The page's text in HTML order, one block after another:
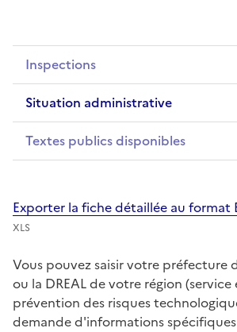
Inspections
Situation administrative
Textes publics disponibles
Exporter la fiche détaillée au format
XLS
Vous pouvez saisir votre préfecture
ou la DREAL de votre région (service
prévention des risques
demande d'informations